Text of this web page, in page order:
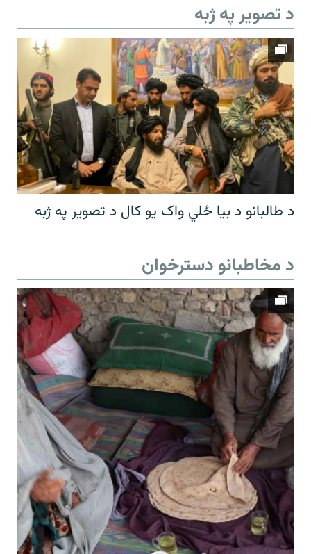
د تصویر په ژبه
د طالبانو د بیا ځلي واک یو کال د تصویر په ژبه
د مخاطبانو دسترخوان